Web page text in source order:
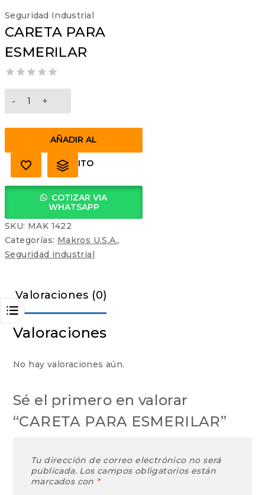
Seguridad Industrial
CARETA PARA
ESMERILAR
0
CARETA
cantidadAÑADIR AL
CARRITO
COTIZAR VIA
WHATSAPP
SKU: MAK 1422
Categorías: Makros U.S.A.,
Seguridad industrial
Valoraciones (0)
Valoraciones
No hay valoraciones aún.
Sé el primero en valorar
“CARETA PARA ESMERILAR”
Tu dirección de correo electrónico no será
publicada. Los campos obligatorios están
marcados con *